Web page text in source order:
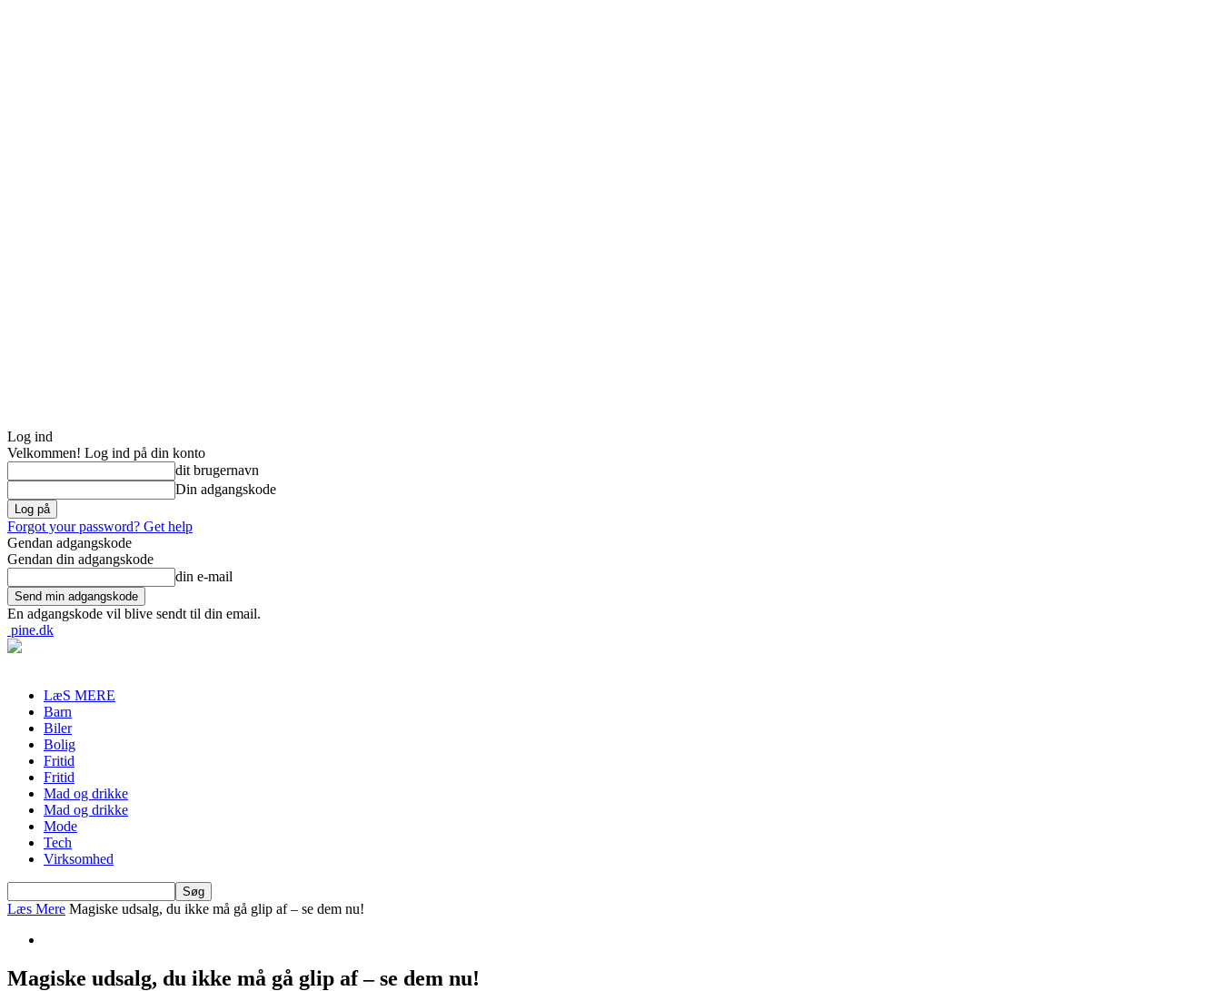
Log ind
Velkommen! Log ind på din konto
dit brugernavn
Din adgangskode
Forgot your password? Get help
Gendan adgangskode
Gendan din adgangskode
din e-mail
En adgangskode vil blive sendt til din email.
pine.dk
LæS MERE
Barn
Biler
Bolig
Fritid
Fritid
Mad og drikke
Mad og drikke
Mode
Tech
Virksomhed
Læs Mere Magiske udsalg, du ikke må gå glip af – se dem nu!
Magiske udsalg, du ikke må gå glip af – se dem nu!